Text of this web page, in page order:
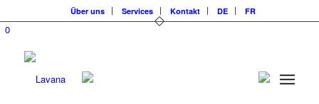
Über uns Services Kontakt DE FR
0